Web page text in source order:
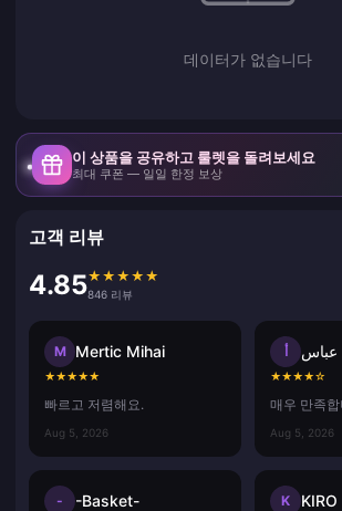
데이터가 없습니다
이 상품을 공유하고 룰렛을 돌려보세요
최대 쿠폰 — 일일 한정 보상
고객 리뷰
4.85★ ★ ★ ★ ★
846 리뷰
M Mertic Mihai
★★★★★
빠르고 저렴해요.
Aug 5, 2026
أ عباس
★★★★☆
매우 만족
Aug 5, 2026
- -Basket- K KIRO